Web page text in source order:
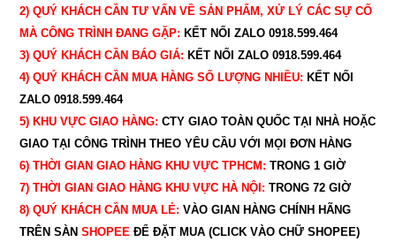
2) QUÝ KHÁCH CẦN TƯ VẤN VỀ SẢN PHẨM, XỬ LÝ CÁC SỰ CỐ
MÀ CÔNG TRÌNH ĐANG GẶP: KẾT NỐI ZALO 0918.599.464
3) QUÝ KHÁCH CẦN BÁO GIÁ: KẾT NỐI ZALO 0918.599.464
4) QUÝ KHÁCH CẦN MUA HÀNG SỐ LƯỢNG NHIỀU: KẾT NỐI
ZALO 0918.599.464
5) KHU VỰC GIAO HÀNG: CTY GIAO TOÀN QUỐC TẠI NHÀ HOẶC
GIAO TẠI CÔNG TRÌNH THEO YÊU CẦU VỚI MỌI ĐƠN HÀNG
6) THỜI GIAN GIAO HÀNG KHU VỰC TPHCM: TRONG 1 GIỜ
7) THỜI GIAN GIAO HÀNG KHU VỰC HÀ NỘI: TRONG 72 GIỜ
8) QUÝ KHÁCH CẦN MUA LẺ: VÀO GIAN HÀNG CHÍNH HÃNG
TRÊN SÀN SHOPEEĐỂ ĐẶT MUA (CLICK VÀO CHỮ SHOPEE)